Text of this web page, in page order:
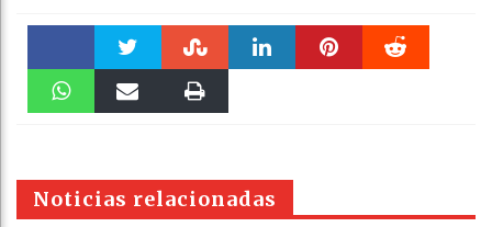
Faceboo Twitter Stumble
pt
Noticias relacionadas